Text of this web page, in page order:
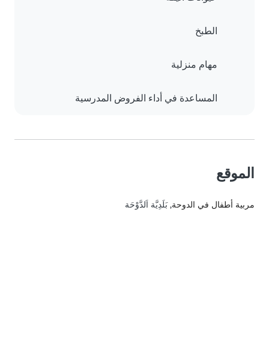
الطبخ
مهام منزلية
المساعدة في أداء الفروض المدرسية
الموقع
مربية أطفال في الدوحة, بَلَدِيَّة اَلدَّوْحَة